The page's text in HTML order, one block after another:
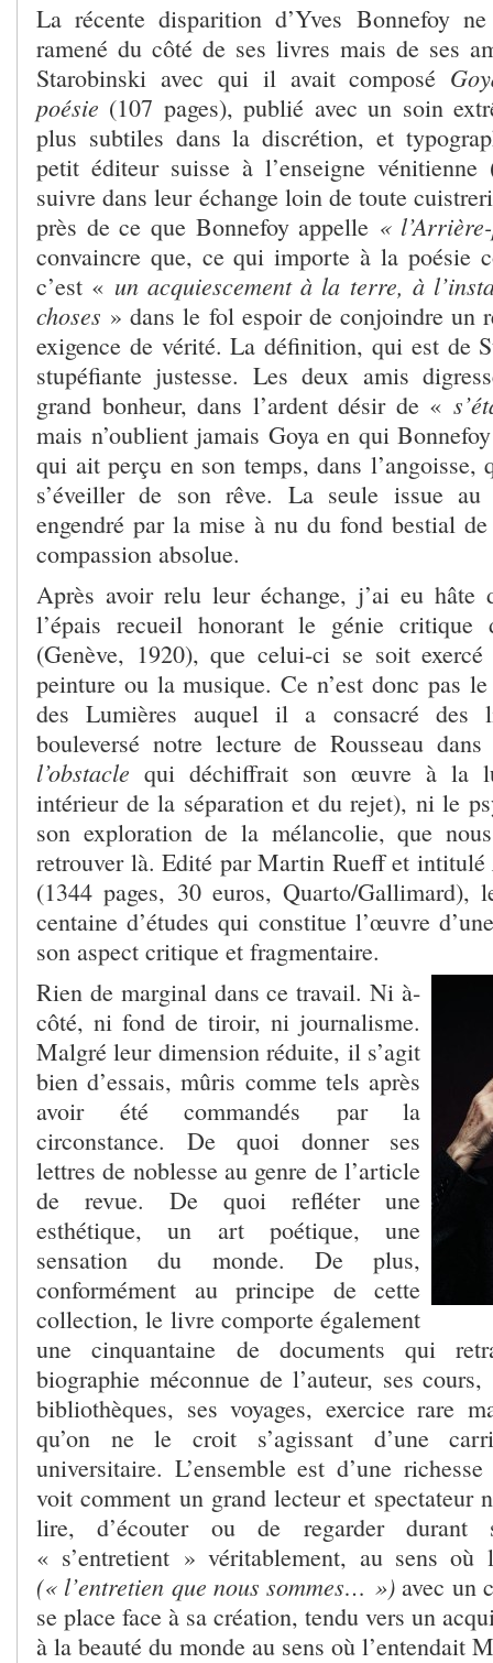
La récente disparition d’Yves Bonnefoy
ramené du côté de ses livres mais de ses
Starobinski avec qui il avait composé
poésie (107 pages), publié avec un soin
plus subtiles dans la discrétion, et
petit éditeur suisse à l’enseigne
suivre dans leur échange loin de toute
près de ce que Bonnefoy appelle «
convaincre que, ce qui importe à la poésie
c’est « un acquiescement à la terre, à
choses » dans le fol espoir de conjoindre un
exigence de vérité. La définition, qui est de
stupéfiante justesse. Les deux amis
grand bonheur, dans l’ardent désir de «
mais n’oublient jamais Goya en qui
qui ait perçu en son temps, dans l’angoisse,
s’éveiller de son rêve. La seule issue au
engendré par la mise à nu du fond bestial
compassion absolue.
Après avoir relu leur échange, j’ai eu hâte
l’épais recueil honorant le génie
(Genève, 1920), que celui-ci se soit
peinture ou la musique. Ce n’est donc pas
des Lumières auquel il a consacré
bouleversé notre lecture de Rousseau dans
l’obstacle qui déchiffrait son œuvre à la
intérieur de la séparation et du rejet), ni le
son exploration de la mélancolie, que
retrouver là. Edité par Martin Rueff et intitulé
(1344 pages, 30 euros, Quarto/Gallimard),
centaine d’études qui constitue l’œuvre
son aspect critique et fragmentaire.
Rien de marginal dans ce travail. Ni à-
côté, ni fond de tiroir, ni journalisme.
Malgré leur dimension réduite, il s’agit
bien d’essais, mûris comme tels après
avoir été commandés par la
circonstance. De quoi donner ses
lettres de noblesse au genre de l’article
de revue. De quoi refléter une
esthétique, un art poétique, une
sensation du monde. De plus,
conformément au principe de cette
collection, le livre comporte également
une cinquantaine de documents qui
biographie méconnue de l’auteur, ses cours,
bibliothèques, ses voyages, exercice rare
qu’on ne le croit s’agissant d’une
universitaire. L’ensemble est d’une
voit comment un grand lecteur et spectateur
lire, d’écouter ou de regarder durant
« s’entretient » véritablement, au sens où
(« l’entretien que nous sommes… »)avec un
se place face à sa création, tendu vers un
à la beauté du monde au sens où l’entendait